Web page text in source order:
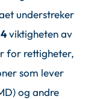
understreker
viktigheten av
for rettigheter,
som lever
og andre